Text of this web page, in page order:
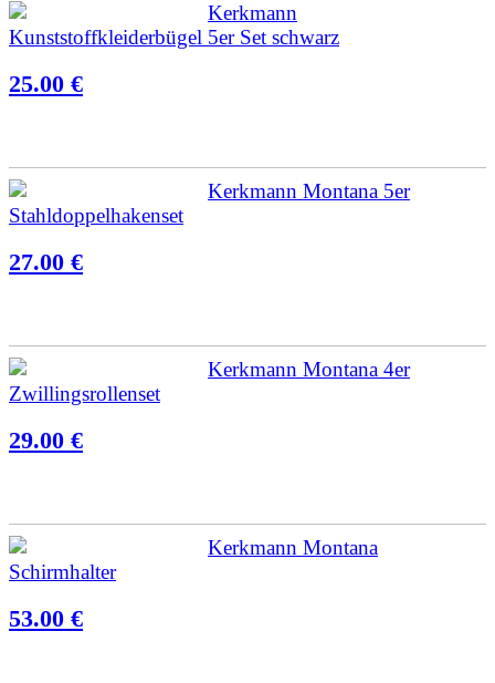
Kerkmann
Kunststoffkleiderbügel 5er Set schwarz
25.00 €
Kerkmann Montana 5er
Stahldoppelhakenset
27.00 €
Kerkmann Montana 4er
Zwillingsrollenset
29.00 €
Kerkmann Montana
Schirmhalter
53.00 €